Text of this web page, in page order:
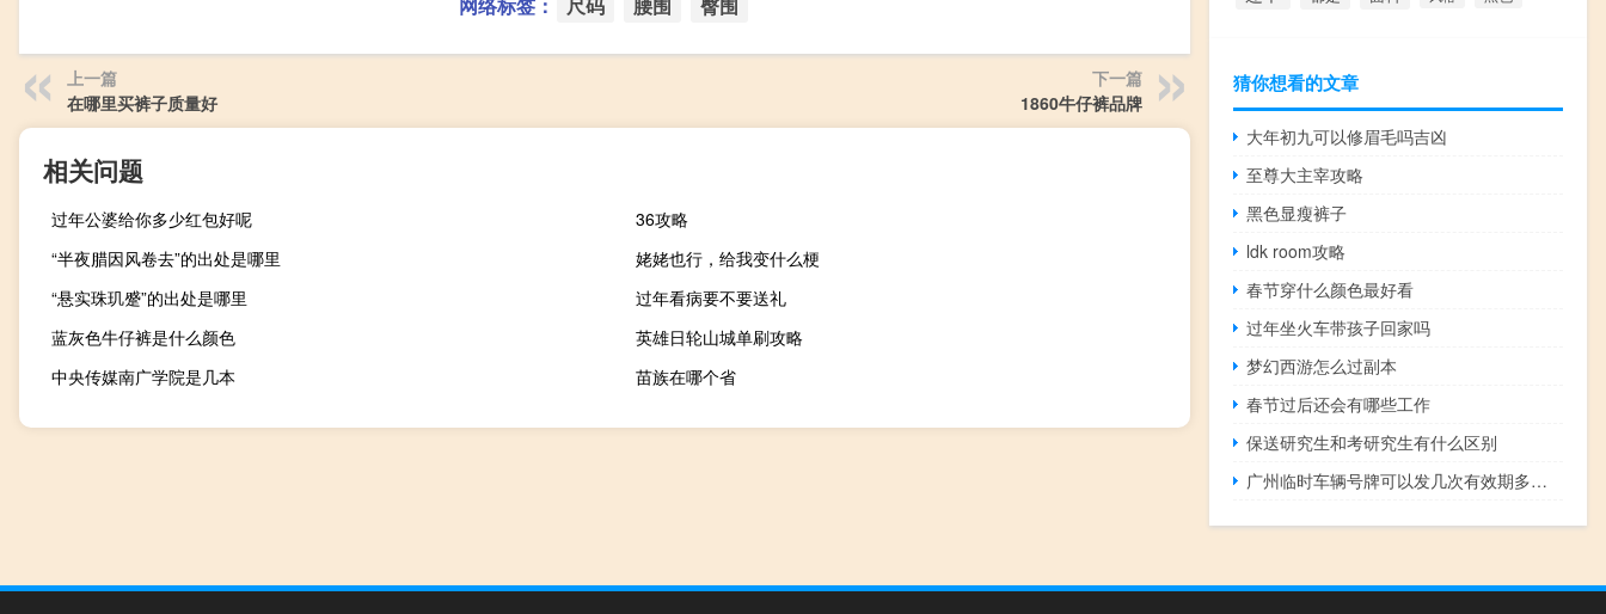
上一篇
在哪里买裤子质量好
下一篇
1860牛仔裤品牌
相关问题
过年公婆给你多少红包好呢
36攻略
“半夜腊因风卷去”的出处是哪里
姥姥也行，给我变什么梗
“悬实珠玑蹙”的出处是哪里
过年看病要不要送礼
蓝灰色牛仔裤是什么颜色
英雄日轮山城单刷攻略
中央传媒南广学院是几本
苗族在哪个省
猜你想看的文章
大年初九可以修眉毛吗吉凶
至尊大主宰攻略
黑色显瘦裤子
ldk room攻略
春节穿什么颜色最好看
过年坐火车带孩子回家吗
梦幻西游怎么过副本
春节过后还会有哪些工作
保送研究生和考研究生有什么区别
广州临时车辆号牌可以发几次有效期多久？